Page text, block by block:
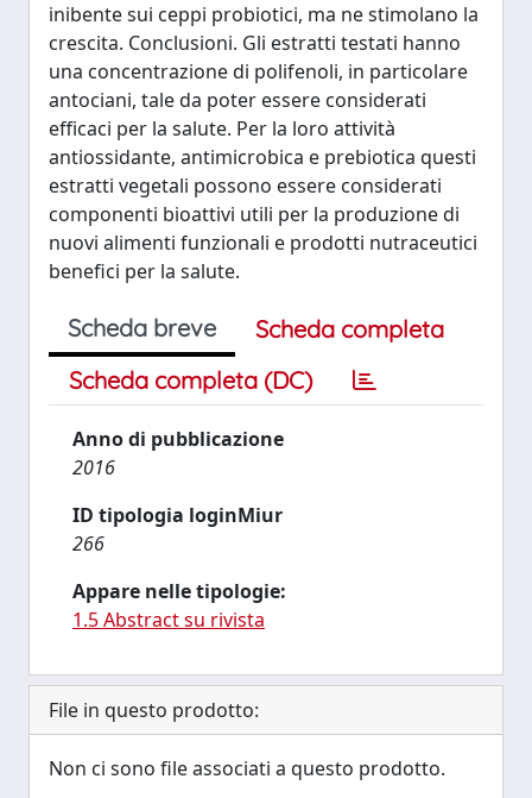
inibente sui ceppi probiotici, ma ne stimolano la
crescita. Conclusioni. Gli estratti testati hanno
una concentrazione di polifenoli, in particolare
antociani, tale da poter essere considerati
efficaci per la salute. Per la loro attività
antiossidante, antimicrobica e prebiotica questi
estratti vegetali possono essere considerati
componenti bioattivi utili per la produzione di
nuovi alimenti funzionali e prodotti nutraceutici
benefici per la salute.
Scheda breve
Scheda completa
Scheda completa (DC)
Anno di pubblicazione
2016
ID tipologia loginMiur
266
Appare nelle tipologie:
1.5 Abstract su rivista
File in questo prodotto:
Non ci sono file associati a questo prodotto.